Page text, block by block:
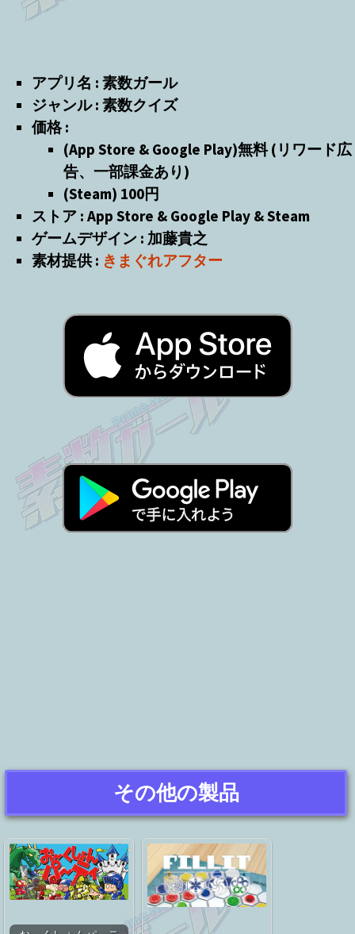
アプリ名 : 素数ガール
ジャンル : 素数クイズ
価格 :
(App Store & Google Play)無料 (リワード広
告、一部課金あり)
(Steam) 100円
ストア : App Store & Google Play & Steam
ゲームデザイン : 加藤貴之
素材提供 : きまぐれアフター
その他の製品